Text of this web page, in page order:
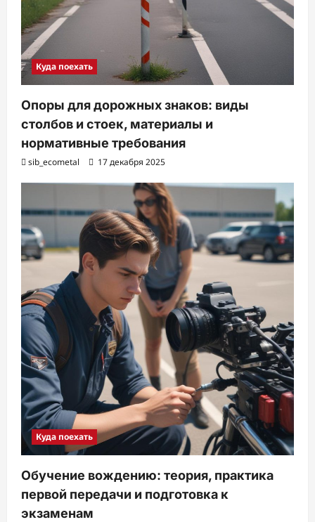
Куда поехать
Опоры для дорожных знаков: виды
столбов и стоек, материалы и
нормативные требования
sib_ecometal 17 декабря 2025
Куда поехать
Обучение вождению: теория, практика
первой передачи и подготовка к
экзаменам